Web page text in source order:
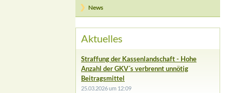
News
Aktuelles
Straffung der Kassenlandschaft - Hohe
Anzahl der GKV´s verbrennt unnötig
Beitragsmittel
25.03.2026 um 12:09